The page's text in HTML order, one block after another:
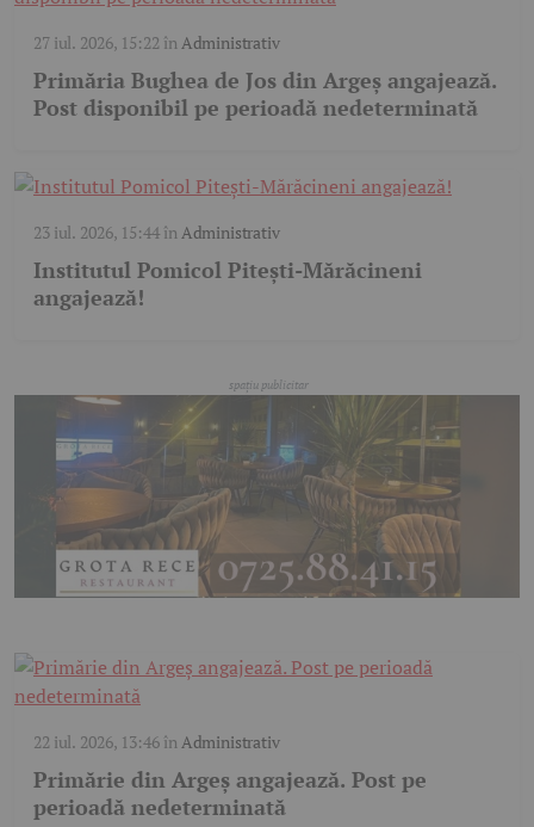
27 iul. 2026, 15:22 înAdministrativ
Primăria Bughea de Jos din Argeș angajează.
Post disponibil pe perioadă nedeterminată
23 iul. 2026, 15:44înAdministrativ
Institutul Pomicol Pitești-Mărăcineni
angajează!
22 iul. 2026, 13:46în Administrativ
Primărie din Argeș angajează. Post pe
perioadă nedeterminată